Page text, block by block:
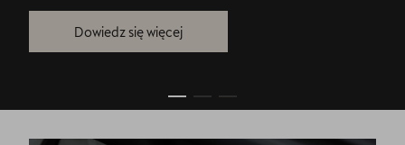
Dowiedz się więcej